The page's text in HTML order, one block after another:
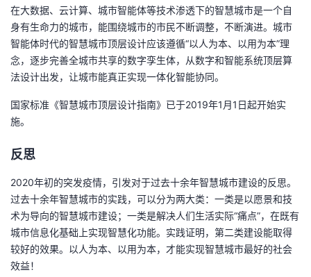
在大数据、云计算、城市智能体等技术渗透下的智慧城市是一个自
身有生命力的城市，能围绕城市的市民不断调整，不断演进。城市
智能体时代的智慧城市顶层设计应该遵循“以人为本、以用为本”理
念，逐步完善全城市共享的数字孪生体，从数字和智能系统顶层算
法设计出发，让城市能真正实现一体化智能协同。
国家标准《智慧城市顶层设计指南》已于2019年1月1日起开始实
施。
反思
2020年初的突发疫情，引发对于过去十余年智慧城市建设的反思。
过去十余年智慧城市的实践，可以分为两大类：一类是以愿景和技
术为导向的智慧城市建设；一类是解决人们生活实际“痛点”，在既有
城市信息化基础上实现智慧化功能。实践证明，第二类建设能取得
较好的效果。以人为本、以用为本，才能实现智慧城市最好的社会
效益！